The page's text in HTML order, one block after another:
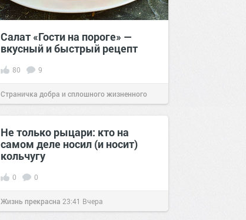
Салат «Гости на пороге» —
вкусный и быстрый рецепт
80 9
Страничка добра и сплошного жизненного
позитива! 10:01 05 окт 2020
Не только рыцари: кто на
самом деле носил (и носит)
кольчугу
0 0
Жизнь прекрасна 23:41 Вчера